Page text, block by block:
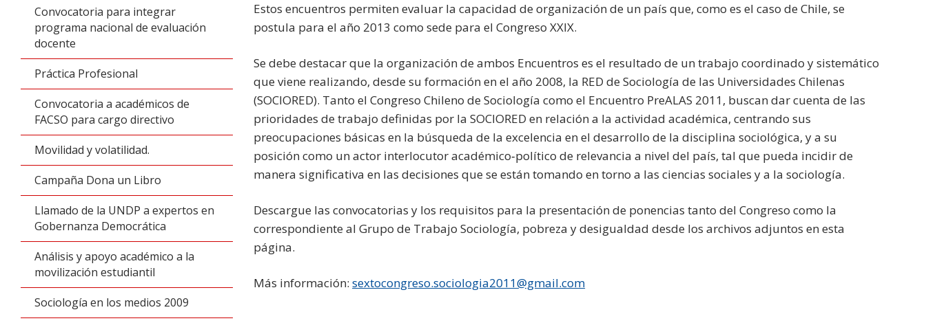
Convocatoria para integrar
programa nacional de evaluación
docente
Práctica Profesional
Convocatoria a académicos de
FACSO para cargo directivo
Movilidad y volatilidad.
Campaña Dona un Libro
Llamado de la UNDP a expertos en
Gobernanza Democrática
Análisis y apoyo académico a la
movilización estudiantil
Sociología en los medios 2009
Estos encuentros permiten evaluar la capacidad de organización de un país que, como es el caso de Chile, se
postula para el año 2013 como sede para el Congreso XXIX.
Se debe destacar que la organización de ambos Encuentros es el resultado de un trabajo coordinado y sistemático
que viene realizando, desde su formación en el año 2008, la RED de Sociología de las Universidades Chilenas
(SOCIORED). Tanto el Congreso Chileno de Sociología como el Encuentro PreALAS 2011, buscan dar cuenta de las
prioridades de trabajo definidas por la SOCIORED en relación a la actividad académica, centrando sus
preocupaciones básicas en la búsqueda de la excelencia en el desarrollo de la disciplina sociológica, y a su
posición como un actor interlocutor académico‐político de relevancia a nivel del país, tal que pueda incidir de
manera significativa en las decisiones que se están tomando en torno a las ciencias sociales y a la sociología.
Descargue las convocatorias y los requisitos para la presentación de ponencias tanto del Congreso como la
correspondiente al Grupo de Trabajo Sociología, pobreza y desigualdad desde los archivos adjuntos en esta
página.
Más información:sextocongreso.sociologia2011@gmail.com